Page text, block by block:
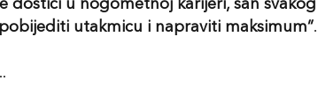
dostići u nogometnoj karijeri, san svakog
utakmicu i napraviti maksimum”.